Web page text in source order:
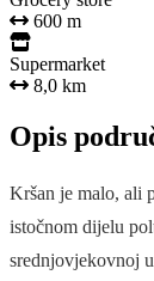
600 m
Supermarket
8,0 km
Opis
Kršan je malo, ali
istočnom dijelu
srednjovjekovnoj